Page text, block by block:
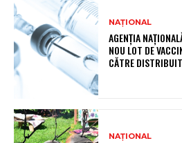
NAȚIONAL
AGENȚIA
NOU LOT DE
CĂTRE
NAȚIONAL